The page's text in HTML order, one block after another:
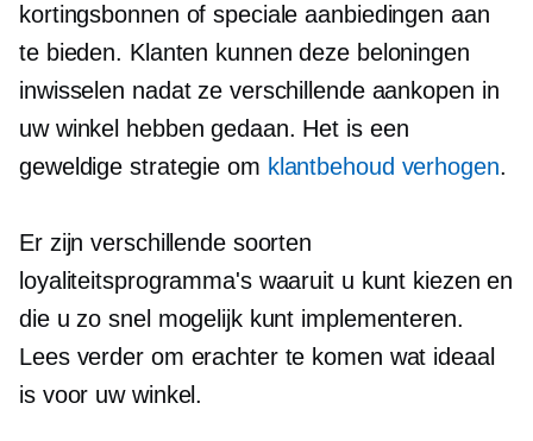
kortingsbonnen of speciale aanbiedingen aan
te bieden. Klanten kunnen deze beloningen
inwisselen nadat ze verschillende aankopen in
uw winkel hebben gedaan. Het is een
geweldige strategie om klantbehoud verhogen.
Er zijn verschillende soorten
loyaliteitsprogramma's waaruit u kunt kiezen en
die u zo snel mogelijk kunt implementeren.
Lees verder om erachter te komen wat ideaal
is voor uw winkel.